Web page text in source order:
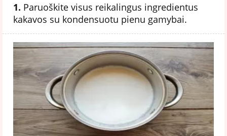
1. Paruoškite visus reikalingus ingredientus
kakavos su kondensuotu pienu gamybai.